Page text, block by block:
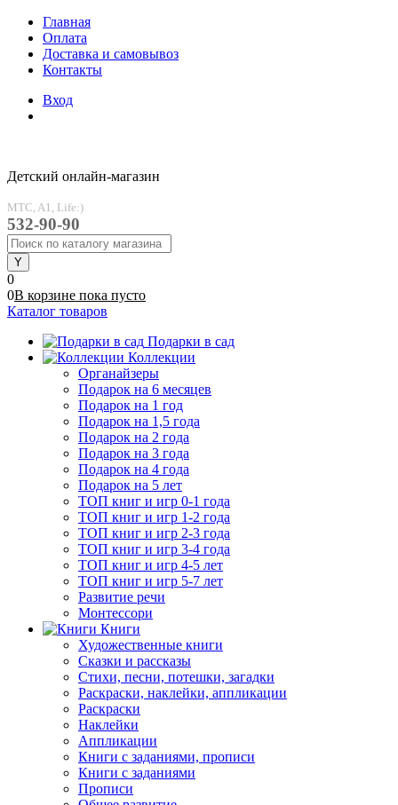
Главная
Оплата
Доставка и самовывоз
Контакты
Вход
Детский онлайн-магазин
MTC, A1, Life:)
532-90-90
0
0В корзине пока пусто
Каталог товаров
Подарки в сад
Коллекции
Органайзеры
Подарок на 6 месяцев
Подарок на 1 год
Подарок на 1,5 года
Подарок на 2 года
Подарок на 3 года
Подарок на 4 года
Подарок на 5 лет
ТОП книг и игр 0-1 года
ТОП книг и игр 1-2 года
ТОП книг и игр 2-3 года
ТОП книг и игр 3-4 года
ТОП книг и игр 4-5 лет
ТОП книг и игр 5-7 лет
Развитие речи
Монтессори
Книги
Художественные книги
Сказки и рассказы
Стихи, песни, потешки, загадки
Раскраски, наклейки, аппликации
Раскраски
Наклейки
Аппликации
Книги с заданиями, прописи
Книги с заданиями
Прописи